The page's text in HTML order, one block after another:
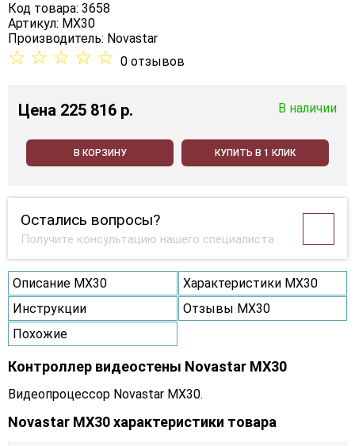
Код товара: 3658
Артикул: MX30
Производитель: Novastar
☆ ☆ ☆ ☆ ☆ 0 отзывов
Цена 225 816 p. В наличии
В КОРЗИНУ КУПИТЬ В 1 КЛИК
Остались вопросы?
Получите консультацию нашего специалиста
Описание MX30
Характеристики MX30
Инструкции
Отзывы MX30
Похожие
Контроллер видеостены Novastar MX30
Видеопроцессор Novastar MX30.
Novastar MX30 характеристики товара